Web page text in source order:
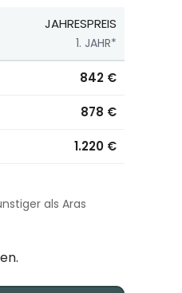
JAHRESPREIS
1. JAHR*
842 €
878 €
1.220 €
als Aras